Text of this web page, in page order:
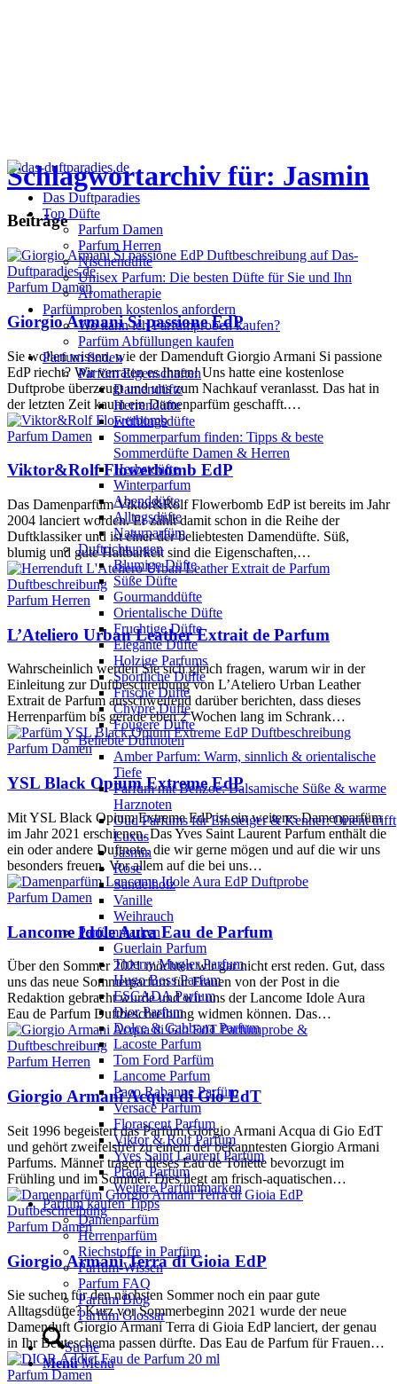
Das Duftparadies
Top Düfte
Parfum Damen
Parfum Herren
Nischendüfte
Unisex Parfum: Die besten Düfte für Sie und Ihn
Aromatherapie
Parfümproben kostenlos anfordern
Wo kann ich Parfümproben kaufen?
Parfüm Abfüllungen kaufen
Parfum finden
Parfüm Eigenschaften
Damendüfte
Herrendüfte
Frühlingsdüfte
Sommerparfum finden: Tipps & beste
Sommerdüfte Damen & Herren
Herbstdüfte
Winterparfum
Abenddüfte
Alltagsdüfte
Naturparfüm
Duftrichtungen
Blumige Düfte
Süße Düfte
Gourmanddüfte
Orientalische Düfte
Fruchtige Düfte
Elegante Düfte
Holzige Parfums
Sportliche Düfte
Frische Düfte
Chypre Düfte
Fougere Düfte
Beliebte Duftnoten
Amber Parfum: Warm, sinnlich & orientalische
Tiefe
Parfum mit Benzoe: Balsamische Süße & warme
Harznoten
Oud Parfums für Einsteiger & Kenner: Orient trifft
Luxus
Jasmin
Rose
Sandelholz
Vanille
Weihrauch
Parfümmarken
Guerlain Parfum
Thierry Mugler Parfum
Hugo Boss Parfum
ESCADA Parfum
Dior Parfum
Dolce & Gabbana Parfum
Lacoste Parfum
Tom Ford Parfüm
Lancome Parfum
Paco Rabanne Parfüm
Versace Parfum
Florascent Parfum
Viktor & Rolf Parfüm
Yves Saint Laurent Parfüm
Prada Parfüm
Weitere Parfümmarken
Parfüm kaufen Tipps
Damenparfüm
Herrenparfüm
Riechstoffe in Parfüm
Parfüm-Wissen
Parfum FAQ
Parfüm Blog
Parfüm Glossar
Suche
Menü Menü
Schlagwortarchiv für: Jasmin
Beiträge
Parfum Damen
Giorgio Armani Si passione EdP
Sie wollen wissen, wie der Damenduft Giorgio Armani Si passione
EdP riecht? Wir verraten es Ihnen! Uns hatte eine kostenlose
Duftprobe überzeugt und uns zum Nachkauf veranlasst. Das hat in
der letzten Zeit kaum ein Damenparfüm geschafft.…
Parfum Damen
Viktor&Rolf Flowerbomb EdP
Das Damenparfüm Viktor&Rolf Flowerbomb EdP ist bereits im Jahr
2004 lanciert worden. Er zählt damit schon in die Reihe der
Duftklassiker und ist einer der beliebtesten Damendüfte. Süß,
blumig und gute Haltbarkeit sind die Eigenschaften,…
Parfum Herren
L’Ateliero Urban Leather Extrait de Parfum
Wahrscheinlich werden Sie sich gleich fragen, warum wir in der
Einleitung zur Duftbeschreibung von L’Ateliero Urban Leather
Extrait de Parfum ausschweifend darüber berichten, dass dieses
Herrenparfüm bis gerade eben 2 Wochen lang im Schrank…
Parfum Damen
YSL Black Opium Extreme EdP
Mit YSL Black Opium Extreme EdP ist ein weiteres Damenparfüm
im Jahr 2021 erschienen. Das Yves Saint Laurent Parfum enthält die
ein oder andere Duftnote, die wir gerne mögen und auf die wir uns
besonders freuen. Vor allem auf die bei uns…
Parfum Damen
Lancome Idole Aura Eau de Parfum
Über den Sommer 2021 möchten wir gar nicht erst reden. Gut, dass
uns das neue Sommerparfum für Frauen von der Post in die
Redaktion gebracht wurde und wir uns der Lancome Idole Aura
Eau de Parfum Duftbeschreibung widmen können. Das…
Parfum Herren
Giorgio Armani Acqua di Gio EdT
Seit 1996 begeistert das Parfüm Giorgio Armani Acqua di Gio EdT
und gehört zweifelsfrei zu einem der bekanntesten Giorgio Armani
Parfums. Männer tragen dieses Eau de Toilette bevorzugt im
Frühling und im Sommer. Dies liegt am frisch-aquatischen…
Parfum Damen
Giorgio Armani Terra di Gioia EdP
Sie suchen für den nächsten Sommer noch ein paar gute
Alltagsdüfte? Kurz vor Sommerbeginn 2021 wurde der neue
Damenduft Giorgio Armani Terra di Gioia EdP lanciert, der genau
in Ihr Beuteschema passen dürfte. Das Eau de Parfum für Frauen…
Parfum Damen